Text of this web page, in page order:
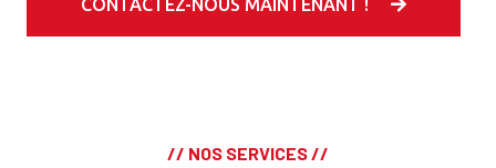
CONTACTEZ-NOUS MAINTENANT !
// NOS SERVICES //